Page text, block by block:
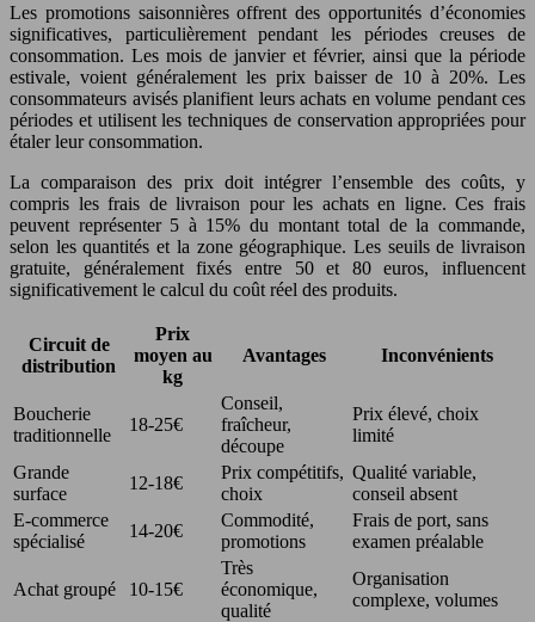
Les promotions saisonnières offrent des opportunités d’économies
significatives, particulièrement pendant les périodes creuses de
consommation. Les mois de janvier et février, ainsi que la période
estivale, voient généralement les prix baisser de 10 à 20%. Les
consommateurs avisés planifient leurs achats en volume pendant ces
périodes et utilisent les techniques de conservation appropriées pour
étaler leur consommation.
La comparaison des prix doit intégrer l’ensemble des coûts, y
compris les frais de livraison pour les achats en ligne. Ces frais
peuvent représenter 5 à 15% du montant total de la commande,
selon les quantités et la zone géographique. Les seuils de livraison
gratuite, généralement fixés entre 50 et 80 euros, influencent
significativement le calcul du coût réel des produits.
Circuit de
distribution
Prix
moyen au
kg
Avantages Inconvénients
Boucherie
traditionnelle
18-25€
Conseil,
fraîcheur,
découpe
Prix élevé, choix
limité
Grande
surface
12-18€
Prix compétitifs,
choix
Qualité variable,
conseil absent
E-commerce
spécialisé
14-20€
Commodité,
promotions
Frais de port, sans
examen préalable
Achat groupé 10-15€
Très
économique,
qualité
Organisation
complexe, volumes